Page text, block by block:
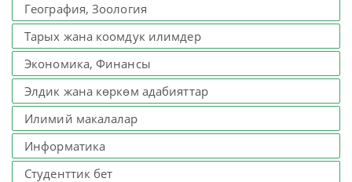
География, Зоология
Тарых жана коомдук илимдер
Экономика, Финансы
Элдик жана көркөм адабияттар
Илимий макалалар
Информатика
Студенттик бет